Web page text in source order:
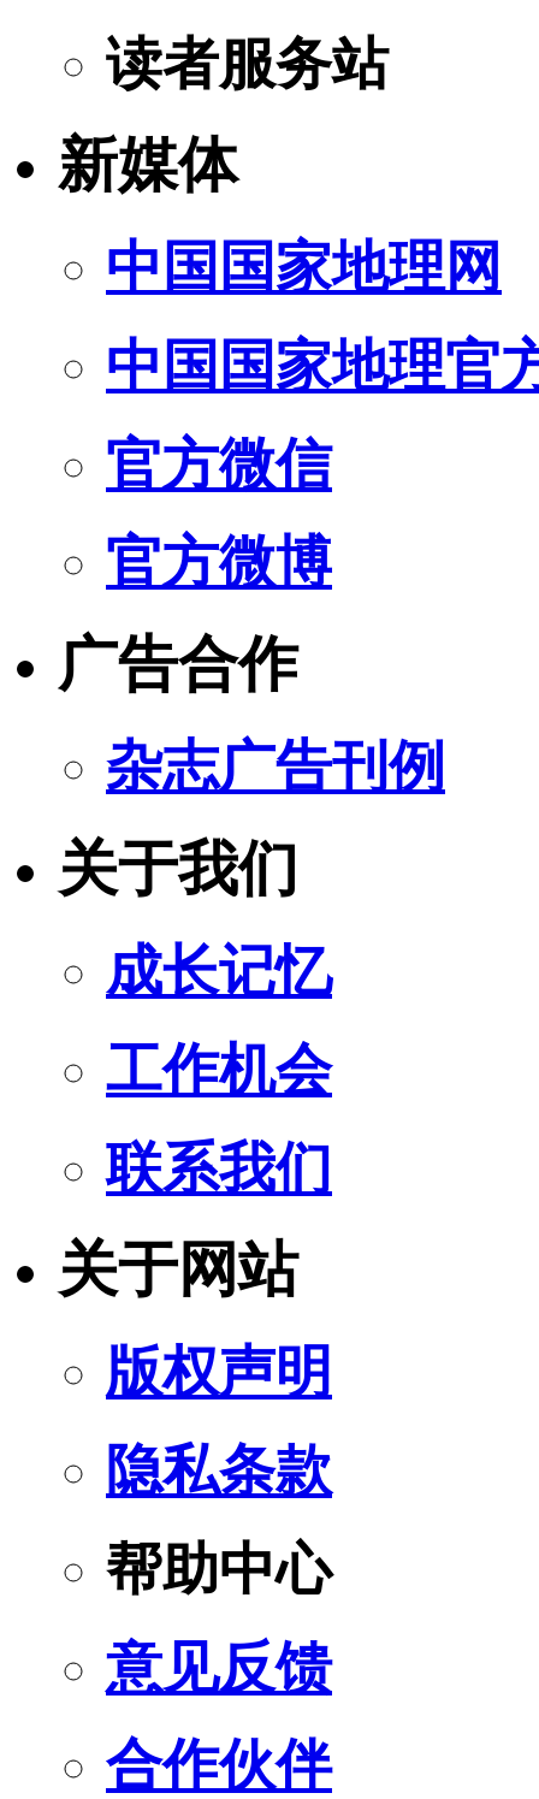
读者服务站
新媒体
中国国家地理网
中国国家地理官
官方微信
官方微博
广告合作
杂志广告刊例
关于我们
成长记忆
工作机会
联系我们
关于网站
版权声明
隐私条款
帮助中心
意见反馈
合作伙伴